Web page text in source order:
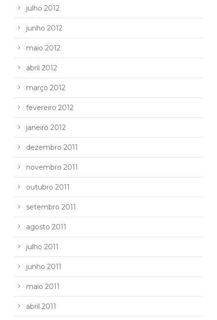
julho 2012
junho 2012
maio 2012
abril 2012
março 2012
fevereiro 2012
janeiro 2012
dezembro 2011
novembro 2011
outubro 2011
setembro 2011
agosto 2011
julho 2011
junho 2011
maio 2011
abril 2011